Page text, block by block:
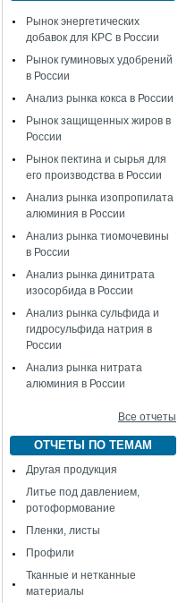
Рынок энергетических
добавок для КРС в России
Рынок гуминовых удобрений
в России
Анализ рынка кокса в России
Рынок защищенных жиров в
России
Рынок пектина и сырья для
его производства в России
Анализ рынка изопропилата
алюминия в России
Анализ рынка тиомочевины
в России
Анализ рынка динитрата
изосорбида в России
Анализ рынка сульфида и
гидросульфида натрия в
России
Анализ рынка нитрата
алюминия в России
Все отчеты
ОТЧЕТЫ ПО ТЕМАМ
Другая продукция
Литье под давлением,
ротоформование
Пленки, листы
Профили
Тканные и нетканные
материалы